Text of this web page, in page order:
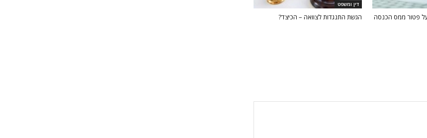
פטור ממס הכנסה
דין ומשפט
הגשת התנגדות לצוואה – הכיצד?